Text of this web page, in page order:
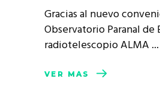
Gracias al nuevo
Observatorio Paranal de
radiotelescopio ALMA
VER MÁS